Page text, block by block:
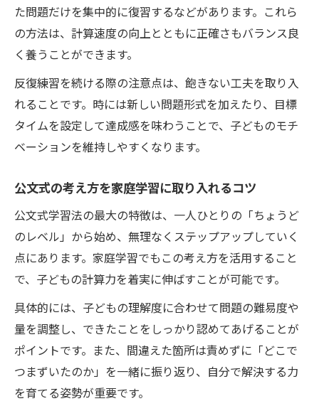
た問題だけを集中的に復習するなどがあります。これら
の方法は、計算速度の向上とともに正確さもバランス良
く養うことができます。
反復練習を続ける際の注意点は、飽きない工夫を取り入
れることです。時には新しい問題形式を加えたり、目標
タイムを設定して達成感を味わうことで、子どものモチ
ベーションを維持しやすくなります。
公文式の考え方を家庭学習に取り入れるコツ
公文式学習法の最大の特徴は、一人ひとりの「ちょうど
のレベル」から始め、無理なくステップアップしていく
点にあります。家庭学習でもこの考え方を活用すること
で、子どもの計算力を着実に伸ばすことが可能です。
具体的には、子どもの理解度に合わせて問題の難易度や
量を調整し、できたことをしっかり認めてあげることが
ポイントです。また、間違えた箇所は責めずに「どこで
つまずいたのか」を一緒に振り返り、自分で解決する力
を育てる姿勢が重要です。